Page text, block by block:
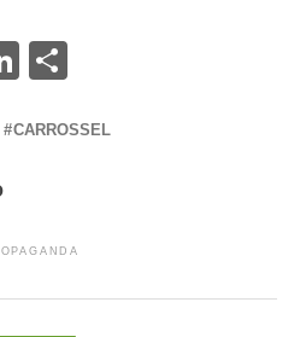
LinkedIn
Share
CARROSSEL